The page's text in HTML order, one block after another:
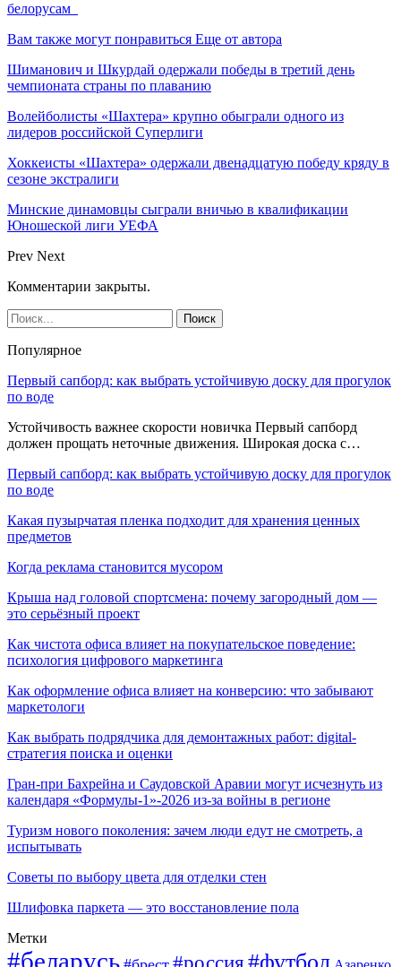
белорусам
Вам также могут понравиться Еще от автора
Шиманович и Шкурдай одержали победы в третий день
чемпионата страны по плаванию
Волейболисты «Шахтера» крупно обыграли одного из
лидеров российской Суперлиги
Хоккеисты «Шахтера» одержали двенадцатую победу кряду в
сезоне экстралиги
Минские динамовцы сыграли вничью в квалификации
Юношеской лиги УЕФА
Prev Next
Комментарии закрыты.
Популярное
Первый сапборд: как выбрать устойчивую доску для прогулок
по воде
Устойчивость важнее скорости новичка Первый сапборд
должен прощать неточные движения. Широкая доска с…
Первый сапборд: как выбрать устойчивую доску для прогулок
по воде
Какая пузырчатая пленка подходит для хранения ценных
предметов
Когда реклама становится мусором
Крыша над головой спортсмена: почему загородный дом —
это серьёзный проект
Как чистота офиса влияет на покупательское поведение:
психология цифрового маркетинга
Как оформление офиса влияет на конверсию: что забывают
маркетологи
Как выбрать подрядчика для демонтажных работ: digital-
стратегия поиска и оценки
Гран-при Бахрейна и Саудовской Аравии могут исчезнуть из
календаря «Формулы-1»-2026 из-за войны в регионе
Туризм нового поколения: зачем люди едут не смотреть, а
испытывать
Советы по выбору цвета для отделки стен
Шлифовка паркета — это восстановление пола
Метки
#беларусь